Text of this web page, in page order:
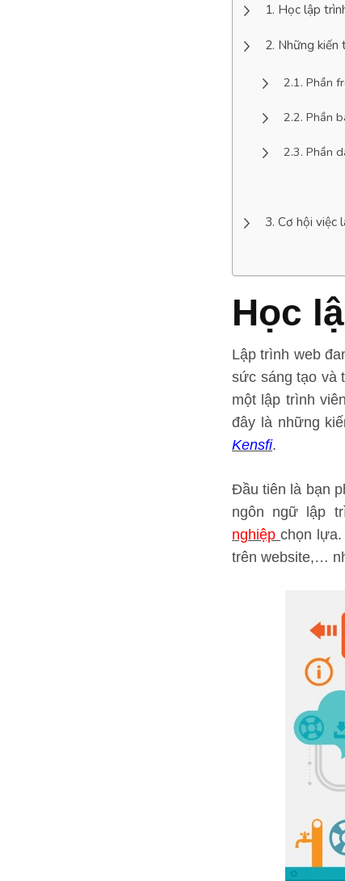
Học lập
Những
Phần
Phần
Phần
Cơ hội việc
Học
Lập trình web
sức sáng tạo và
một lập trình
đây là những
Kensfi.
Đầu tiên là bạn
ngôn ngữ lập
nghiệpchọn
trên website,…